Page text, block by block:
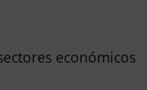
económicos